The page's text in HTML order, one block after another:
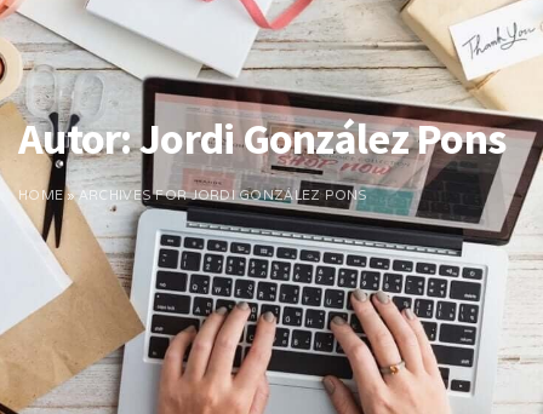
Autor:Jordi González Pons
HOME»ARCHIVES FOR JORDI GONZÁLEZ PONS